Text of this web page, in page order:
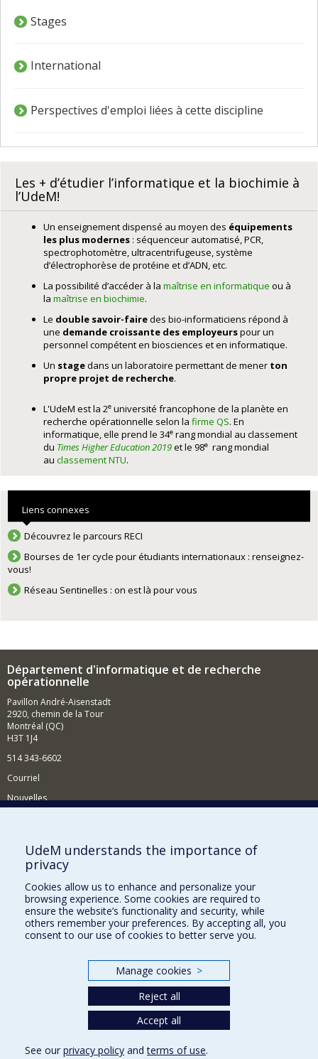
Stages
International
Perspectives d'emploi liées à cette discipline
Les + d’étudier l’informatique et la biochimie à
l’UdeM!
Un enseignement dispensé au moyen des équipements
les plus modernes : séquenceur automatisé, PCR,
spectrophotomètre, ultracentrifugeuse, système
d’électrophorèse de protéine et d’ADN, etc.
La possibilité d’accéder à la maîtrise en informatique ou à
la maîtrise en biochimie.
Le double savoir-fairedes bio-informaticiens répond à
une demande croissante des employeurspour un
personnel compétent en biosciences et en informatique.
Un stagedans un laboratoire permettant de mener ton
propre projet de recherche.
L'UdeM est la 2e université francophone de la planète en
recherche opérationnelle selon la firme QS. En
informatique, elle prend le 34e rang mondial au classement
du Times Higher Education 2019et le 98e rang mondial
au classement NTU.
Liens connexes
Découvrez le parcours RECI
Bourses de 1er cycle pour étudiants internationaux : renseignez-
vous!
Réseau Sentinelles : on est là pour vous
Département d'informatique et de recherche
opérationnelle
Pavillon André-Aisenstadt
2920, chemin de la Tour
Montréal (QC)
H3T 1J4
514 343-6602
Courriel
Nouvelles
Comment soutenir le Département?
BESOIN D'AIDE?
Plan du site
Signaler une erreur
Accessibilité
Nos départements et écoles
UdeM understands the importance of
privacy
Cookies allow us to enhance and personalize your
browsing experience. Some cookies are required to
ensure the website’s functionality and security, while
others remember your preferences. By accepting all, you
consent to our use of cookies to better serve you.
Manage cookies >
Reject all
Accept all
See our privacy policy andterms of use.